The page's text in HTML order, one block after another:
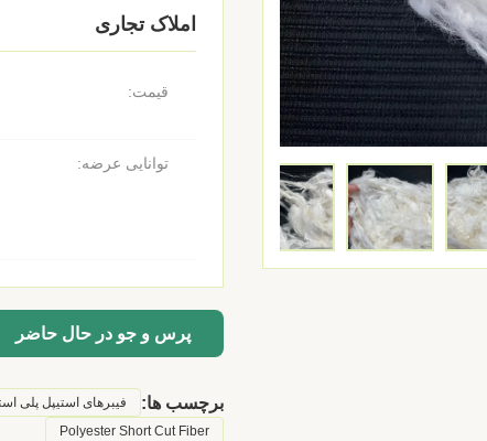
املاک تجاری
قیمت:
توانایی عرضه:
پرس و جو در حال حاضر
برچسب ها: فیبرهای استیپل پلی
Polyester Short Cut Fiber